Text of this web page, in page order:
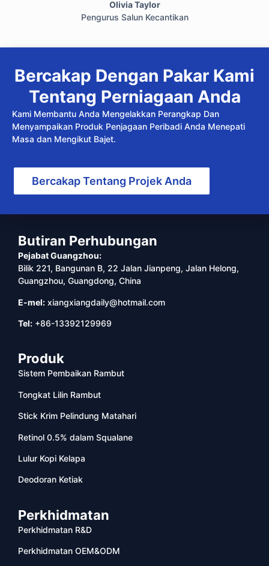
Olivia Taylor
Pengurus Salun Kecantikan
Bercakap Dengan Pakar Kami
Tentang Perniagaan Anda
Kami Membantu Anda Mengelakkan Perangkap Dan
Menyampaikan Produk Penjagaan Peribadi Anda Menepati
Masa dan Mengikut Bajet.
Bercakap Tentang Projek Anda
Butiran Perhubungan
Pejabat Guangzhou:
Bilik 221, Bangunan B, 22 Jalan Jianpeng, Jalan Helong,
Guangzhou, Guangdong, China
E-mel: xiangxiangdaily@hotmail.com
Tel: +86-13392129969
Produk
Sistem Pembaikan Rambut
Tongkat Lilin Rambut
Stick Krim Pelindung Matahari
Retinol 0.5% dalam Squalane
Lulur Kopi Kelapa
Deodoran Ketiak
Perkhidmatan
Perkhidmatan R&D
Perkhidmatan OEM&ODM